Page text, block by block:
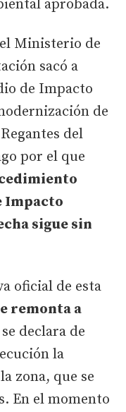
aprobada.
Ministerio de
sacó a
de Impacto
de
del
por el que
Impacto
sigue sin
oficial de esta
remonta a
declara de
la
zona, que se
En el momento